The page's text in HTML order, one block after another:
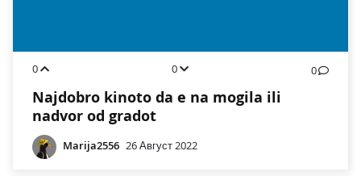
0 0 0
Najdobro kinoto da e na mogila ili
nadvor od gradot
Marija2556 26 Август 2022